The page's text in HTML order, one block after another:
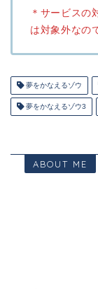
＊サービスの
は対象外なの
夢をかなえるゾウ
夢をかなえるゾウ3
ABOUT ME